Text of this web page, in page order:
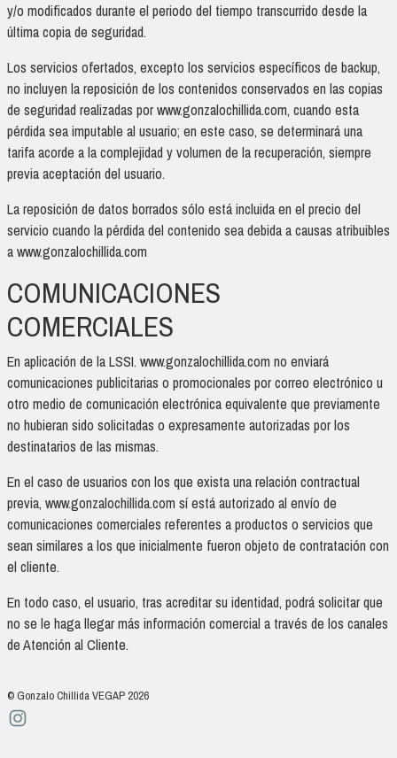
y/o modificados durante el periodo del tiempo transcurrido desde la
última copia de seguridad.
Los servicios ofertados, excepto los servicios específicos de backup,
no incluyen la reposición de los contenidos conservados en las copias
de seguridad realizadas por www.gonzalochillida.com, cuando esta
pérdida sea imputable al usuario; en este caso, se determinará una
tarifa acorde a la complejidad y volumen de la recuperación, siempre
previa aceptación del usuario.
La reposición de datos borrados sólo está incluida en el precio del
servicio cuando la pérdida del contenido sea debida a causas atribuibles
a www.gonzalochillida.com
COMUNICACIONES
COMERCIALES
En aplicación de la LSSI. www.gonzalochillida.com no enviará
comunicaciones publicitarias o promocionales por correo electrónico u
otro medio de comunicación electrónica equivalente que previamente
no hubieran sido solicitadas o expresamente autorizadas por los
destinatarios de las mismas.
En el caso de usuarios con los que exista una relación contractual
previa, www.gonzalochillida.com sí está autorizado al envío de
comunicaciones comerciales referentes a productos o servicios que
sean similares a los que inicialmente fueron objeto de contratación con
el cliente.
En todo caso, el usuario, tras acreditar su identidad, podrá solicitar que
no se le haga llegar más información comercial a través de los canales
de Atención al Cliente.
© Gonzalo Chillida VEGAP 2026